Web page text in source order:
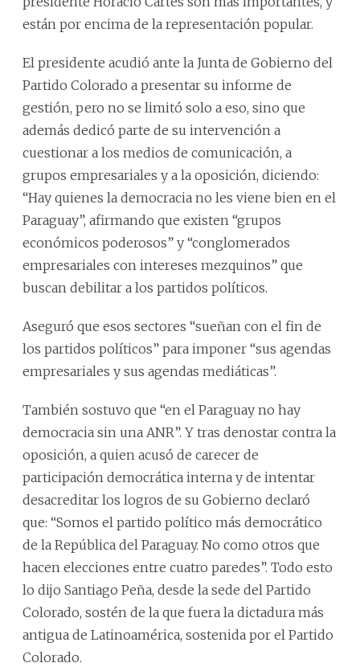
están por encima de la representación popular.
El presidente acudió ante la Junta de Gobierno del
Partido Colorado a presentar su informe de
gestión, pero no se limitó solo a eso, sino que
además dedicó parte de su intervención a
cuestionar a los medios de comunicación, a
grupos empresariales y a la oposición, diciendo:
“Hay quienes la democracia no les viene bien en el
Paraguay”, afirmando que existen “grupos
económicos poderosos” y “conglomerados
empresariales con intereses mezquinos” que
buscan debilitar a los partidos políticos.
Aseguró que esos sectores “sueñan con el fin de
los partidos políticos” para imponer “sus agendas
empresariales y sus agendas mediáticas”.
También sostuvo que “en el Paraguay no hay
democracia sin una ANR”. Y tras denostar contra la
oposición, a quien acusó de carecer de
participación democrática interna y de intentar
desacreditar los logros de su Gobierno declaró
que: “Somos el partido político más democrático
de la República del Paraguay. No como otros que
hacen elecciones entre cuatro paredes”. Todo esto
lo dijo Santiago Peña, desde la sede del Partido
Colorado, sostén de la que fuera la dictadura más
antigua de Latinoamérica, sostenida por el Partido
Colorado.